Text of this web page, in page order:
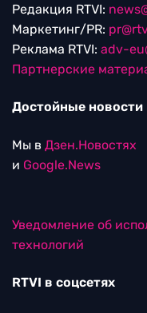
Редакция RTVI:
Маркетинг/PR:
Реклама RTVI: adv-
Партнерские
Достойные новости
Мы в Дзен.Новостях
и Google.News
Уведомление об
технологий
RTVI в соцсетях